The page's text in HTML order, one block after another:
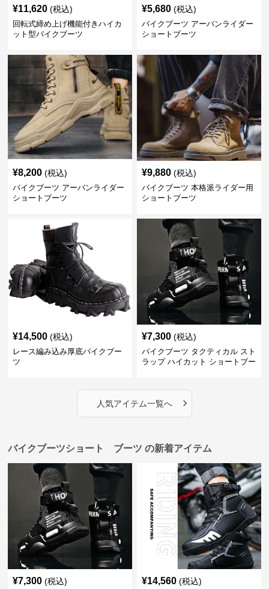
¥11,620 (税込)
回転式締め上げ機能付きハイカ
ット型バイクブーツ
¥5,680 (税込)
バイクブーツ アーバンライダー
ショートブーツ
¥8,200 (税込)
バイクブーツ アーバンライダー
ショートブーツ
¥9,880 (税込)
バイクブーツ 本格派ライダー用
ショートブーツ
¥14,500 (税込)
レース編み込み厚底バイクブー
ツ
¥7,300 (税込)
バイクブーツ タクティカル スト
ラップ ハイカット ショートブー
人気アイテム一覧へ ›
バイクブーツショート ブーツ の新着アイテム
¥7,300 (税込) ¥14,560 (税込)